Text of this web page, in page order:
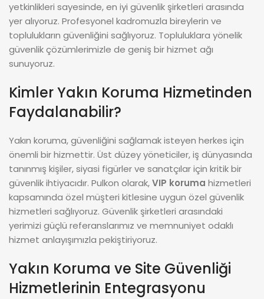
yetkinlikleri sayesinde, en iyi güvenlik şirketleri arasında
yer alıyoruz. Profesyonel kadromuzla bireylerin ve
toplulukların güvenliğini sağlıyoruz. Topluluklara yönelik
güvenlik çözümlerimizle de geniş bir hizmet ağı
sunuyoruz.
Kimler Yakın Koruma Hizmetinden
Faydalanabilir?
Yakın koruma, güvenliğini sağlamak isteyen herkes için
önemli bir hizmettir. Üst düzey yöneticiler, iş dünyasında
tanınmış kişiler, siyasi figürler ve sanatçılar için kritik bir
güvenlik ihtiyacıdır. Pulkon olarak,VIP koruma hizmetleri
kapsamında özel müşteri kitlesine uygun özel güvenlik
hizmetleri sağlıyoruz. Güvenlik şirketleri arasındaki
yerimizi güçlü referanslarımız ve memnuniyet odaklı
hizmet anlayışımızla pekiştiriyoruz.
Yakın Koruma ve Site Güvenliği
Hizmetlerinin Entegrasyonu